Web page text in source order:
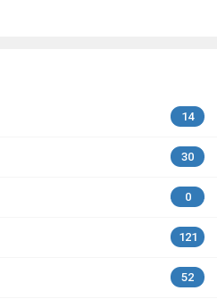
14
30
0
121
52